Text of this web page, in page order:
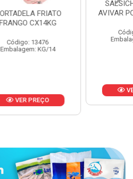
SALSICHA HOT DOG
AVIVAR PCT2,5 CX 20KG